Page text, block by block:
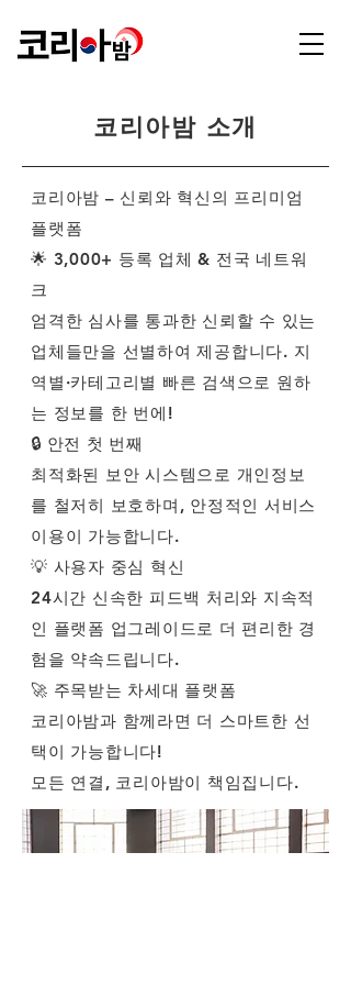
코리아밤 소개
코리아밤 – 신뢰와 혁신의 프리미엄
플랫폼
🌟 3,000+ 등록 업체 & 전국 네트워
크
엄격한 심사를 통과한 신뢰할 수 있는
업체들만을 선별하여 제공합니다. 지
역별·카테고리별 빠른 검색으로 원하
는 정보를 한 번에!
🔒 안전 첫 번째
최적화된 보안 시스템으로 개인정보
를 철저히 보호하며, 안정적인 서비스
이용이 가능합니다.
💡 사용자 중심 혁신
24시간 신속한 피드백 처리와 지속적
인 플랫폼 업그레이드로 더 편리한 경
험을 약속드립니다.
🚀 주목받는 차세대 플랫폼
코리아밤과 함께라면 더 스마트한 선
택이 가능합니다!
모든 연결, 코리아밤이 책임집니다.